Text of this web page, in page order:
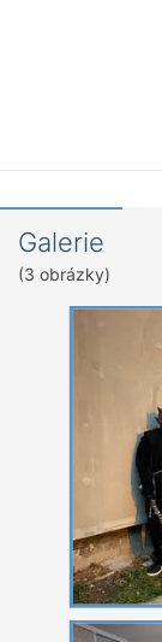
Galerie
(3 obrázky)